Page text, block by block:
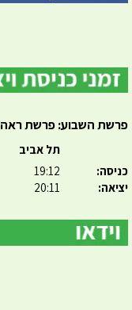
פרשת השבוע: פרשת ראה
כניסה:
יציאה:
תל אביב
19:12
20:11